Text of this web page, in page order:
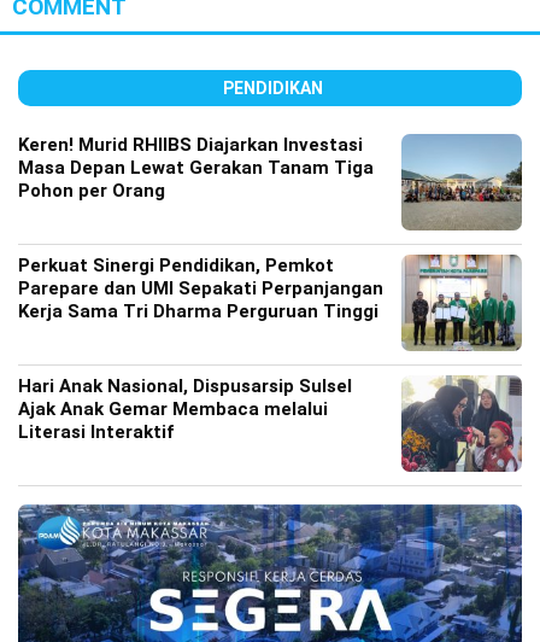
COMMENT
PENDIDIKAN
Keren! Murid RHIIBS Diajarkan Investasi
Masa Depan Lewat Gerakan Tanam Tiga
Pohon per Orang
Perkuat Sinergi Pendidikan, Pemkot
Parepare dan UMI Sepakati Perpanjangan
Kerja Sama Tri Dharma Perguruan Tinggi
Hari Anak Nasional, Dispusarsip Sulsel
Ajak Anak Gemar Membaca melalui
Literasi Interaktif